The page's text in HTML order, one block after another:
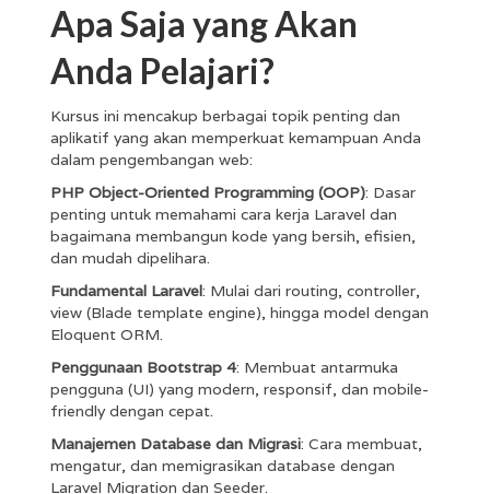
Apa Saja yang Akan
Anda Pelajari?
Kursus ini mencakup berbagai topik penting dan
aplikatif yang akan memperkuat kemampuan Anda
dalam pengembangan web:
PHP Object-Oriented Programming (OOP): Dasar
penting untuk memahami cara kerja Laravel dan
bagaimana membangun kode yang bersih, efisien,
dan mudah dipelihara.
Fundamental Laravel: Mulai dari routing, controller,
view (Blade template engine), hingga model dengan
Eloquent ORM.
Penggunaan Bootstrap 4: Membuat antarmuka
pengguna (UI) yang modern, responsif, dan mobile-
friendly dengan cepat.
Manajemen Database dan Migrasi: Cara membuat,
mengatur, dan memigrasikan database dengan
Laravel Migration dan Seeder.